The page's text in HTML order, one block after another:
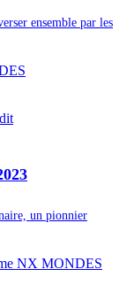
ensemble par les
un pionnier
NX MONDES